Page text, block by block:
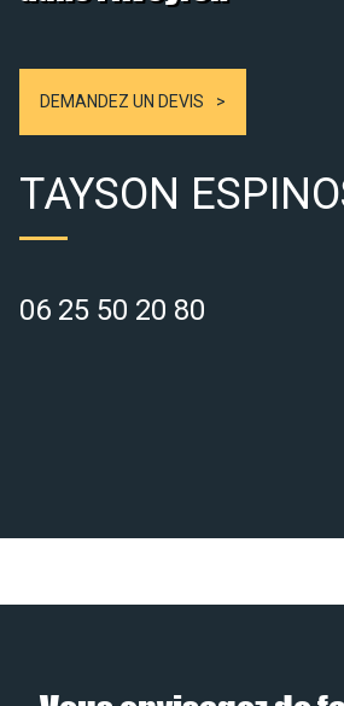
DEMANDEZ UN DEVIS
TAYSON
06 25 50 20 80